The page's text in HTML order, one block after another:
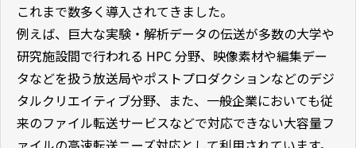
これまで数多く導入されてきました。
例えば、巨大な実験・解析データの伝送が多数の大学や
研究施設間で行われる HPC 分野、映像素材や編集デー
タなどを扱う放送局やポストプロダクションなどのデジ
タルクリエイティブ分野、また、一般企業においても従
来のファイル転送サービスなどで対応できない大容量フ